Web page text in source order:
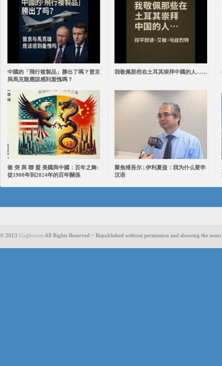
中國的「飛行複製品」勝出了嗎？普京
與馬克龍應該感到羞愧嗎？
我敬佩那些在土耳其崇拜中國的人……
衝 突 與 聯 盟 美國與中國：百年之舞:
從1900年到2024年的百年關係
聚焦维吾尔 | 伊利夏提：我为什么要学
汉语
© 2013 Uyghurnet All Rights Reserved ~ Republished without permission and showing the